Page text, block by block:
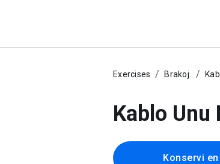
Exercises Brakoj.
Kablo Unu
Konservi